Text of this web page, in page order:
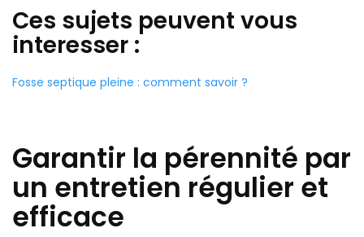
Ces sujets peuvent vous
interesser :
Fosse septique pleine : comment savoir ?
Garantir la pérennité par
un entretien régulier et
efficace